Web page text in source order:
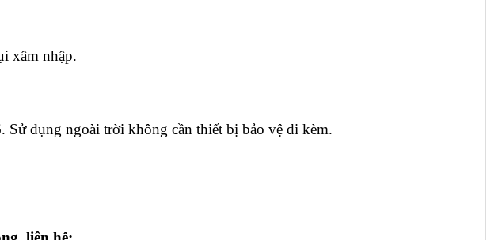
xâm nhập.
dụng ngoài trời không cần thiết bị bảo vệ đi kèm.